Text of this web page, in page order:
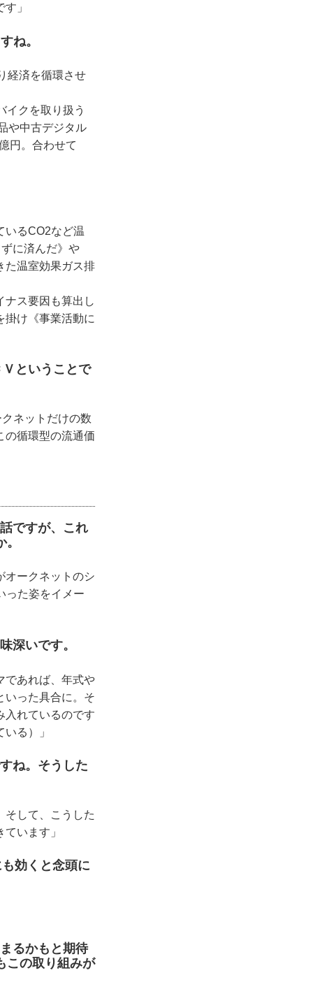
」
ね。
経済を循環させ
イクを取り扱う
や中古デジタル
円。合わせて
いるCO2など温
に済んだ》や
た温室効果ガス排
ナス要因も算出し
掛け《事業活動に
ということで
ネットだけの数
の循環型の流通価
ですが、これ
オークネットのシ
った姿をイメー
深いです。
であれば、年式や
いった具合に。そ
入れているのです
る）」
ね。そうした
そして、こうした
います」
効くと念頭に
るかもと期待
この取り組みが